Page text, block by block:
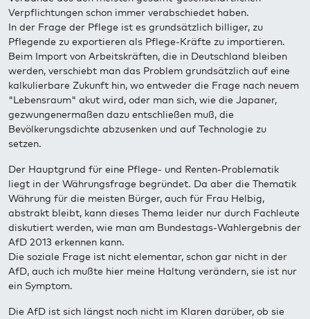
Verpflichtungen schon immer verabschiedet haben.
In der Frage der Pflege ist es grundsätzlich billiger, zu
Pflegende zu exportieren als Pflege-Kräfte zu importieren.
Beim Import von Arbeitskräften, die in Deutschland bleiben
werden, verschiebt man das Problem grundsätzlich auf eine
kalkulierbare Zukunft hin, wo entweder die Frage nach neuem
"Lebensraum" akut wird, oder man sich, wie die Japaner,
gezwungenermaßen dazu entschließen muß, die
Bevölkerungsdichte abzusenken und auf Technologie zu
setzen.
Der Hauptgrund für eine Pflege- und Renten-Problematik
liegt in der Währungsfrage begründet. Da aber die Thematik
Währung für die meisten Bürger, auch für Frau Helbig,
abstrakt bleibt, kann dieses Thema leider nur durch Fachleute
diskutiert werden, wie man am Bundestags-Wahlergebnis der
AfD 2013 erkennen kann.
Die soziale Frage ist nicht elementar, schon gar nicht in der
AfD, auch ich mußte hier meine Haltung verändern, sie ist nur
ein Symptom.
Die AfD ist sich längst noch nicht im Klaren darüber, ob sie